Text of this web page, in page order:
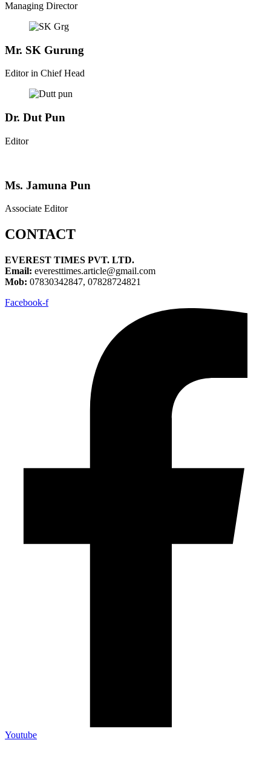
Managing Director
Mr. SK Gurung
Editor in Chief Head
Dr. Dut Pun
Editor
Ms. Jamuna Pun
Associate Editor
CONTACT
EVEREST TIMES PVT. LTD.
Email: everesttimes.article@gmail.com
Mob: 07830342847, 07828724821
Facebook-f
Youtube